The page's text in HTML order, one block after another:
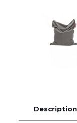
Description